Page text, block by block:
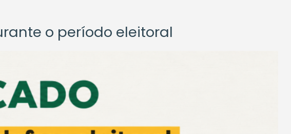
o período eleitoral